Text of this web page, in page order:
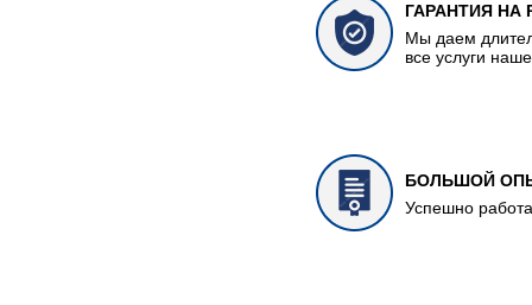
ГАРАНТИЯ НА
Мы даем
все услуги
БОЛЬШОЙ
Успешно